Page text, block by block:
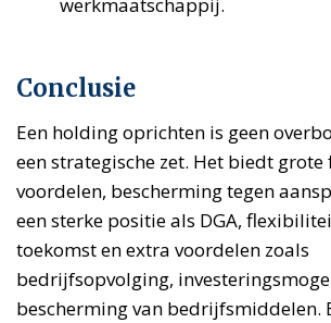
werkmaatschappij.
Conclusie
Een holding oprichten is geen
een strategische zet. Het biedt grote
voordelen, bescherming tegen
een sterke positie als DGA,
toekomst en extra voordelen zoals
bedrijfsopvolging,
bescherming van bedrijfsmiddelen.